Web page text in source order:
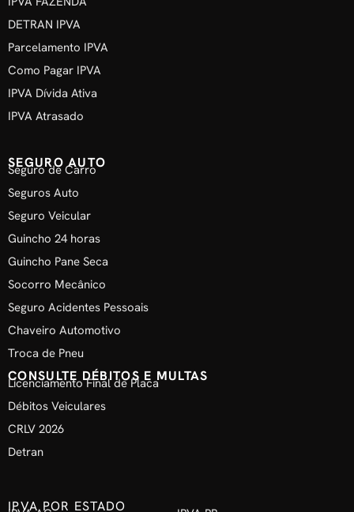
DETRAN IPVA
Parcelamento IPVA
Como Pagar IPVA
IPVA Dívida Ativa
IPVA Atrasado
SEGURO AUTO
Seguro de Carro
Seguros Auto
Seguro Veicular
Guincho 24 horas
Guincho Pane Seca
Socorro Mecânico
Seguro Acidentes Pessoais
Chaveiro Automotivo
Troca de Pneu
CONSULTE DÉBITOS E MULTAS
Licenciamento Final de Placa
Débitos Veiculares
CRLV 2026
Detran
IPVA POR ESTADO